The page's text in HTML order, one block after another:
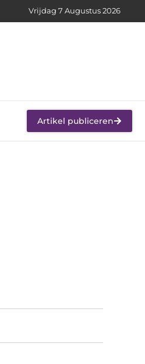
Vrijdag 7 Augustus 2026
Artikel publiceren